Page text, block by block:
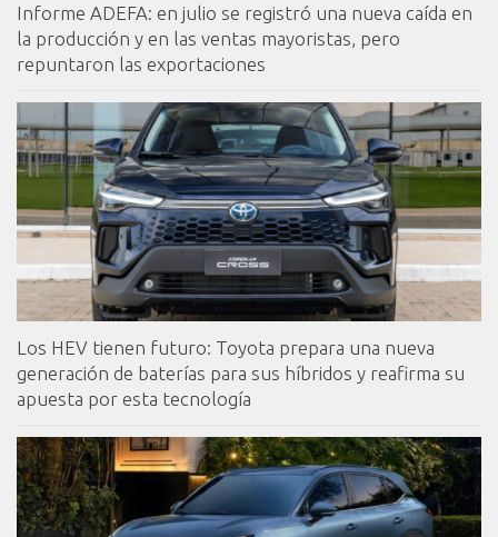
Informe ADEFA: en julio se registró una nueva caída en
la producción y en las ventas mayoristas, pero
repuntaron las exportaciones
Los HEV tienen futuro: Toyota prepara una nueva
generación de baterías para sus híbridos y reafirma su
apuesta por esta tecnología